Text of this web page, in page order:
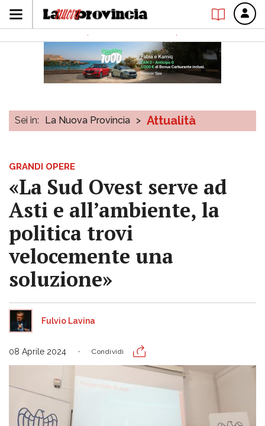
Sei in: La Nuova Provincia > Attualità
GRANDI OPERE
«La Sud Ovest serve ad
Asti e all’ambiente, la
politica trovi
velocemente una
soluzione»
Fulvio Lavina
08 Aprile 2024 Condividi